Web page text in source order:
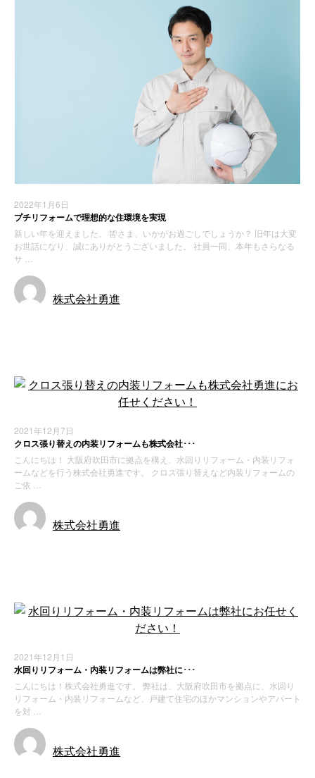
2022年1月6日
プチリフォームで理想的な住環境を実現
新しい年を迎えました。 皆さま、いかがお過ごしでしょうか？ 旧年は大変
お世話になり、誠にありがとうございました。 社員一同、本年もさらなる
サ …
株式会社勇進
2021年12月7日
クロス張り替えの内装リフォームも株式会社･･･
こんにちは！ 大阪府吹田市に拠点を構え、水回りリフォーム・内装リフォ
ームなどを行う株式会社勇進です。 クロス張り替えなど内装リフォームの
ご依 …
株式会社勇進
2021年12月1日
水回りリフォーム・内装リフォームは弊社に･･･
こんにちは！株式会社勇進です。 弊社は、大阪府吹田市を拠点に、水回り
リフォーム・内装リフォームなど、戸建て住宅のほかマンションやアパート
を対 …
株式会社勇進